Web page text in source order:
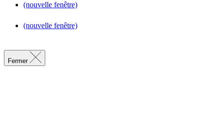
(nouvelle fenêtre)
(nouvelle fenêtre)
Fermer